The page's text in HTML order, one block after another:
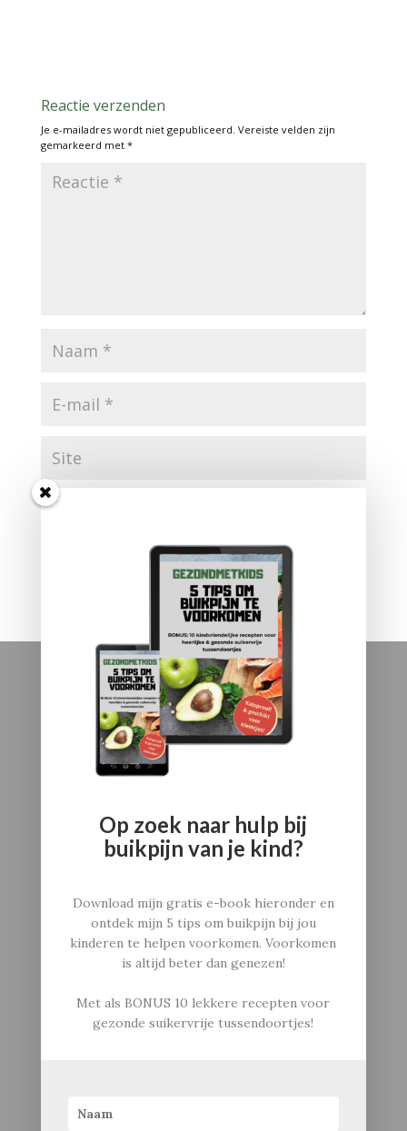
Reactie verzenden
Je e-mailadres wordt niet gepubliceerd. Vereiste velden zijn
gemarkeerd met *
Over Gezondmetkids
buikpijn bij kinderen voorkomen: gratis E-book
Nieuwsbrief
Voor bedrijven: voedingsadvies op locatie
Contact
Algemene voorwaarden
Gezondmetkids
Op zoek naar hulp bij
buikpijn van je kind?
Download mijn gratis e-book hieronder en
ontdek mijn 5 tips om buikpijn bij jou
kinderen te helpen voorkomen. Voorkomen
is altijd beter dan genezen!
Met als BONUS 10 lekkere recepten voor
gezonde suikervrije tussendoortjes!